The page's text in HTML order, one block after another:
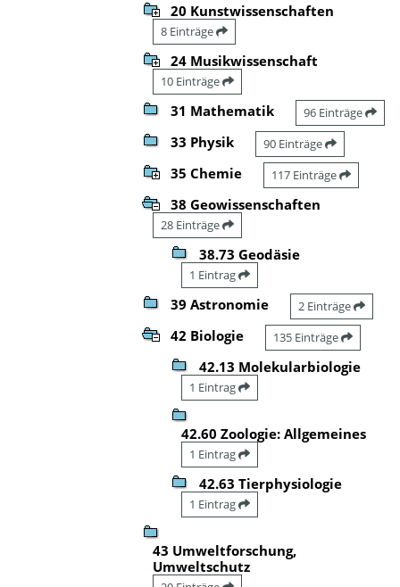
20 Kunstwissenschaften
8 Einträge
24 Musikwissenschaft
10 Einträge
31 Mathematik 96 Einträge
33 Physik 90 Einträge
35 Chemie 117 Einträge
38 Geowissenschaften
28 Einträge
38.73 Geodäsie
1 Eintrag
39 Astronomie 2 Einträge
42 Biologie 135 Einträge
42.13 Molekularbiologie
1 Eintrag
42.60 Zoologie: Allgemeines
1 Eintrag
42.63 Tierphysiologie
1 Eintrag
43 Umweltforschung,
Umweltschutz